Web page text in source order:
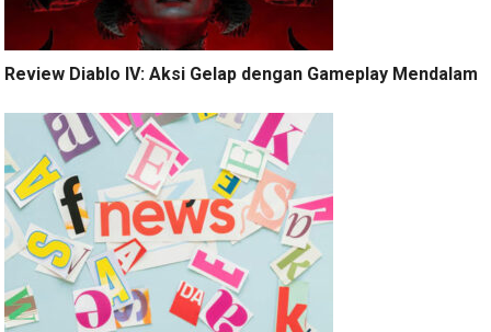
Review Diablo IV: Aksi Gelap dengan Gameplay Mendalam